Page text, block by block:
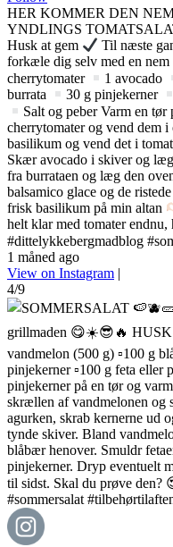
HER KOMMER DEN
YNDLINGS
Husk at gem
Til næste
forkæle dig selv med en
cherrytomater
1 avocado
burrata
30 g pinjekerner
Salt og peber Varm en
cherrytomater og vend dem
basilikum og vend det i
Skær avocado i skiver og
fra burrataen og læg den
balsamico glace og de
frisk basilikum på min altan
helt klar med tomater endnu,
#dittelykkebergmadblog
1 måned ago
View on Instagram |
4/9